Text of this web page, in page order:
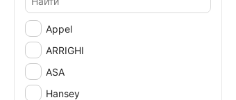
Appel
ARRIGHI
ASA
Hansey